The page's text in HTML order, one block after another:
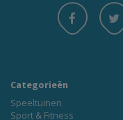
Categorieën
Speeltuinen
Sport & Fitness